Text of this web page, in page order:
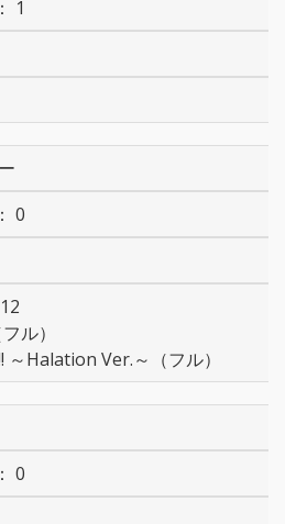
1
0
ル）
～Halation Ver.～（フル）
0